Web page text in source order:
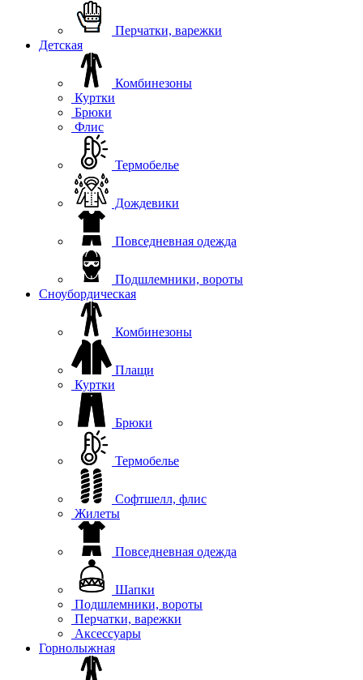
Перчатки, варежки
Детская
Комбинезоны
Куртки
Брюки
Флис
Термобелье
Дождевики
Повседневная одежда
Подшлемники, вороты
Сноубордическая
Комбинезоны
Плащи
Куртки
Брюки
Термобелье
Софтшелл, флис
Жилеты
Повседневная одежда
Шапки
Подшлемники, вороты
Перчатки, варежки
Аксессуары
Горнолыжная